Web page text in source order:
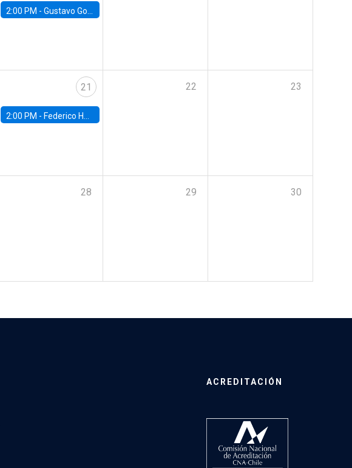
2:00 PM - Gustavo González - Banco Central de Chile
21
2:00 PM - Federico Huneeus - Banco Central de Chile
22 23
28 29 30
ACREDITACIÓN